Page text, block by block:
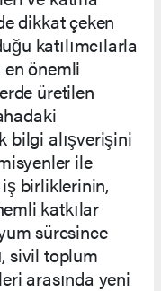
dikkat çeken
katılımcılarla
önemli
üretilen
bilgi alışverişini
ile
birliklerinin,
katkılar
süresince
sivil toplum
arasında yeni